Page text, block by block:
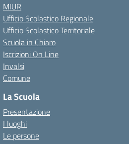
MIUR
Ufficio Scolastico Regionale
Ufficio Scolastico Territoriale
Scuola in Chiaro
Iscrizioni On Line
Invalsi
Comune
La Scuola
Presentazione
I luoghi
Le persone